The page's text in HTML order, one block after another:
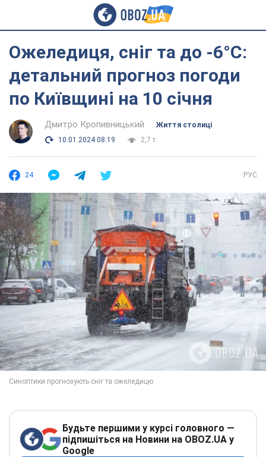
Ожеледиця, сніг та до -6°С:
детальний прогноз погоди
по Київщині на 10 січня
Дмитро Кропивницький
Життя столиці
10.01.2024 08:19
2,7 т.
24 РУС
Будьте першими у курсі головного —
підпишіться на Новини на OBOZ.UA у
Google